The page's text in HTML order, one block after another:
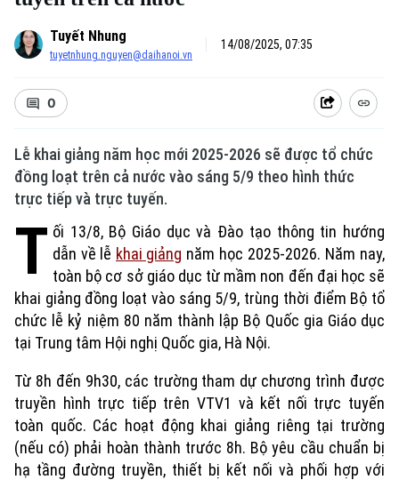
Tuyết Nhung
tuyetnhung.nguyen@daihanoi.vn
14/08/2025, 07:35
0
Lễ khai giảng năm học mới 2025-2026 sẽ được tổ chức
đồng loạt trên cả nước vào sáng 5/9 theo hình thức
trực tiếp và trực tuyến.
T ối 13/8, Bộ Giáo dục và Đào tạo thông tin hướng
dẫn về lễ khai giảng năm học 2025-2026. Năm nay,
toàn bộ cơ sở giáo dục từ mầm non đến đại học sẽ
khai giảng đồng loạt vào sáng 5/9, trùng thời điểm Bộ tổ
chức lễ kỷ niệm 80 năm thành lập Bộ Quốc gia Giáo dục
tại Trung tâm Hội nghị Quốc gia, Hà Nội.
Từ 8h đến 9h30, các trường tham dự chương trình được
truyền hình trực tiếp trên VTV1 và kết nối trực tuyến
toàn quốc. Các hoạt động khai giảng riêng tại trường
(nếu có) phải hoàn thành trước 8h. Bộ yêu cầu chuẩn bị
hạ tầng đường truyền, thiết bị kết nối và phối hợp với